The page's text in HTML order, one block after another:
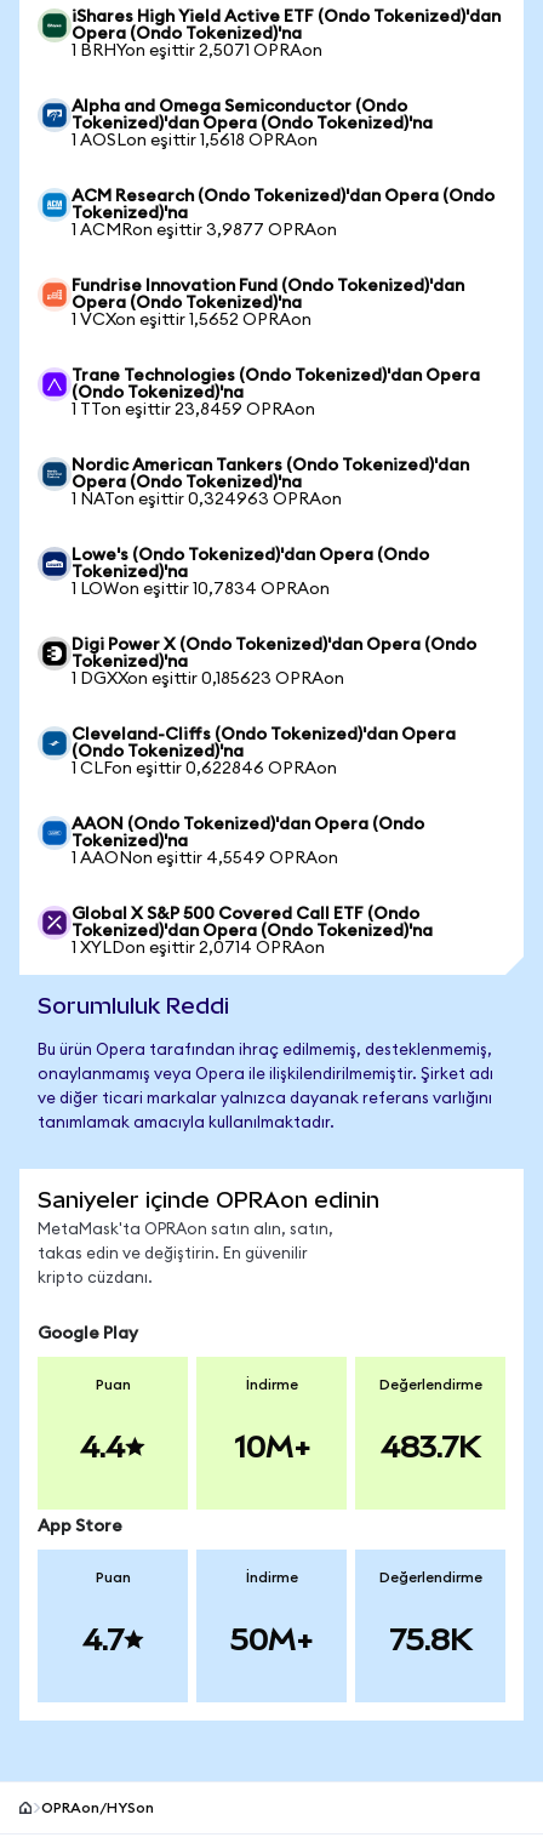
iShares High Yield Active ETF (Ondo Tokenized)'dan
Opera (Ondo Tokenized)'na
1 BRHYon eşittir 2,5071 OPRAon
Alpha and Omega Semiconductor (Ondo
Tokenized)'dan Opera (Ondo Tokenized)'na
1 AOSLon eşittir 1,5618 OPRAon
ACM Research (Ondo Tokenized)'dan Opera (Ondo
Tokenized)'na
1 ACMRon eşittir 3,9877 OPRAon
Fundrise Innovation Fund (Ondo Tokenized)'dan
Opera (Ondo Tokenized)'na
1 VCXon eşittir 1,5652 OPRAon
Trane Technologies (Ondo Tokenized)'dan Opera
(Ondo Tokenized)'na
1 TTon eşittir 23,8459 OPRAon
Nordic American Tankers (Ondo Tokenized)'dan
Opera (Ondo Tokenized)'na
1 NATon eşittir 0,324963 OPRAon
Lowe's (Ondo Tokenized)'dan Opera (Ondo
Tokenized)'na
1 LOWon eşittir 10,7834 OPRAon
Digi Power X (Ondo Tokenized)'dan Opera (Ondo
Tokenized)'na
1 DGXXon eşittir 0,185623 OPRAon
Cleveland-Cliffs (Ondo Tokenized)'dan Opera
(Ondo Tokenized)'na
1 CLFon eşittir 0,622846 OPRAon
AAON (Ondo Tokenized)'dan Opera (Ondo
Tokenized)'na
1 AAONon eşittir 4,5549 OPRAon
Global X S&P 500 Covered Call ETF (Ondo
Tokenized)'dan Opera (Ondo Tokenized)'na
1 XYLDon eşittir 2,0714 OPRAon
Sorumluluk Reddi
Bu ürün Opera tarafından ihraç edilmemiş, desteklenmemiş,
onaylanmamış veya Opera ile ilişkilendirilmemiştir. Şirket adı
ve diğer ticari markalar yalnızca dayanak referans varlığını
tanımlamak amacıyla kullanılmaktadır.
Saniyeler içinde OPRAon edinin
MetaMask'ta OPRAon satın alın, satın,
takas edin ve değiştirin. En güvenilir
kripto cüzdanı.
Google Play
Puan
4.4
İndirme
10M+
Değerlendirme
483.7K
App Store
Puan
4.7
İndirme
50M+
Değerlendirme
75.8K
OPRAon/HYSon